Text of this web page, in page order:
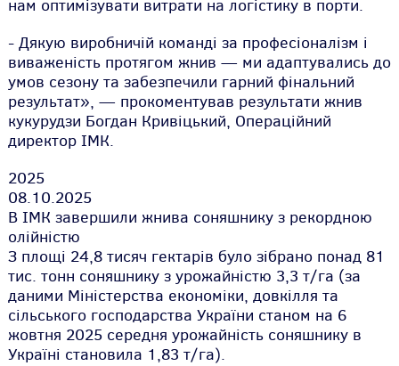
нам оптимізувати витрати на логістику в порти.
- Дякую виробничій команді за професіоналізм і
виваженість протягом жнив — ми адаптувались до
умов сезону та забезпечили гарний фінальний
результат», — прокоментував результати жнив
кукурудзи Богдан Кривіцький, Операційний
директор ІМК.
2025
08.10.2025
В ІМК завершили жнива соняшнику з рекордною
олійністю
З площі 24,8 тисяч гектарів було зібрано понад 81
тис. тонн соняшнику з урожайністю 3,3 т/га (за
даними Міністерства економіки, довкілля та
сільського господарства України станом на 6
жовтня 2025 середня урожайність соняшнику в
Україні становила 1,83 т/га).